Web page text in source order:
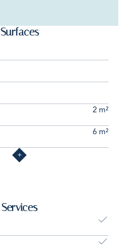
Surfaces
2 m²
6 m²
Services